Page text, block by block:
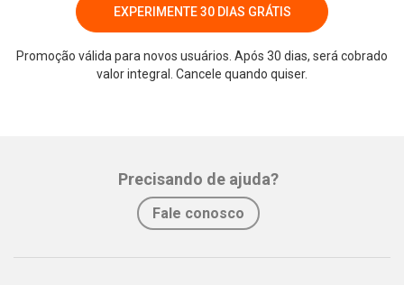
EXPERIMENTE 30 DIAS GRÁTIS
Promoção válida para novos usuários. Após 30 dias, será cobrado
valor integral. Cancele quando quiser.
Precisando de ajuda?
Fale conosco